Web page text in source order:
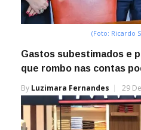
(Foto: Ricardo
Gastos subestimados e
que rombo nas contas
By Luzimara Fernandes 29